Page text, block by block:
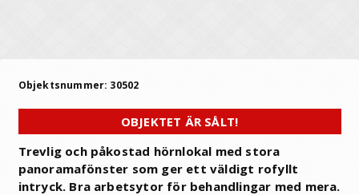
Objektsnummer: 30502
OBJEKTET ÄR SÅLT!
Trevlig och påkostad hörnlokal med stora
panoramafönster som ger ett väldigt rofyllt
intryck. Bra arbetsytor för behandlingar med mera.